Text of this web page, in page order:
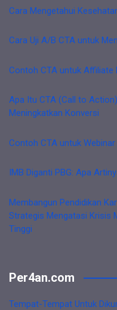
Cara Mengetahui
Cara Uji A/B CTA untuk
Contoh CTA untuk Affiliate
Apa Itu CTA (Call to
Meningkatkan Konversi
Contoh CTA untuk
IMB Diganti PBG: Apa
Membangun Pendidikan
Strategis Mengatasi Krisis
Tinggi
Per4an.com
Tempat-Tempat Untuk